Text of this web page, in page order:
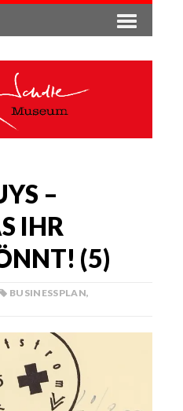
–
IHR
(5)
BUSINESSPLAN,